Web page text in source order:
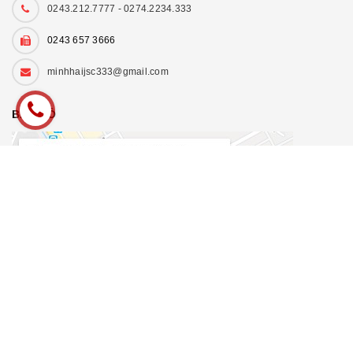
0243.212.7777 - 0274.2234.333
0243 657 3666
minhhaijsc333@gmail.com
BẢN ĐỒ